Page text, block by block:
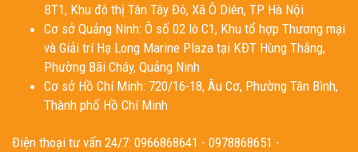
BT1, Khu đô thị Tân Tây Đô, Xã Ô Diên, TP Hà Nội
Cơ sở Quảng Ninh: Ô số 02 lô C1, Khu tổ hợp Thương mại
và Giải trí Hạ Long Marine Plaza tại KĐT Hùng Thắng,
Phường Bãi Cháy, Quảng Ninh
Cơ sở Hồ Chí Minh: 720/16-18, Âu Cơ, Phường Tân Bình,
Thành phố Hồ Chí Minh
Điện thoại tư vấn 24/7: 0966868641 - 0978868651 -